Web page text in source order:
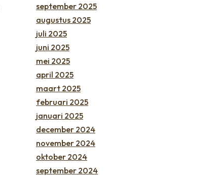
september 2025
augustus 2025
juli 2025
juni 2025
mei 2025
april 2025
maart 2025
februari 2025
januari 2025
december 2024
november 2024
oktober 2024
september 2024